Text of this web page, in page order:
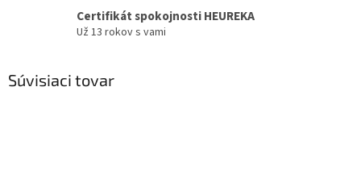
Certifikát spokojnosti HEUREKA
Už 13 rokov s vami
Súvisiaci tovar